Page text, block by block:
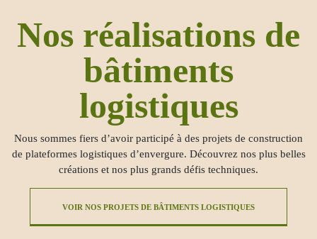
Nos réalisations de
bâtiments
logistiques
Nous sommes fiers d’avoir participé à des projets de construction
de plateformes logistiques d’envergure. Découvrez nos plus belles
créations et nos plus grands défis techniques.
VOIR NOS PROJETS DE BÂTIMENTS LOGISTIQUES